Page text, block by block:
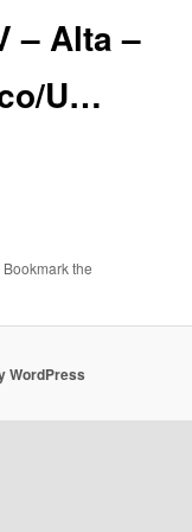
– Alta –
U…
Bookmark the
WordPress